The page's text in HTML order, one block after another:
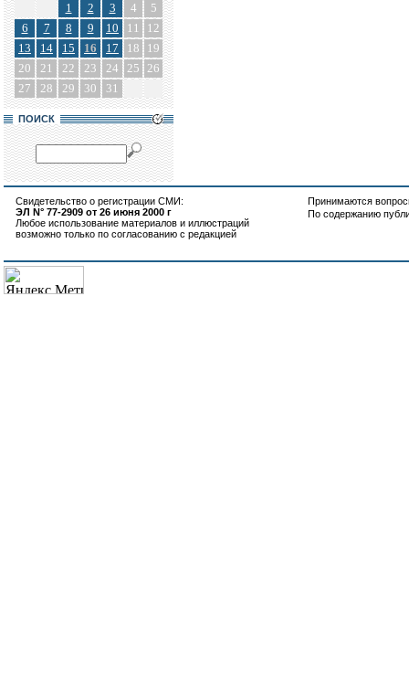
1 2 3 4
5
6
7 8 9 10 11
12
13
14 15 16 17 18
19
20
21 22 23 24 25 26
27
28 29 30 31
ПОИСК
Свидетельство о регистрации СМИ:
ЭЛ N° 77-2909 от 26 июня 2000 г
Любое использование материалов и иллюстраций
возможно только по согласованию с редакцией
Принимаются
По содержанию